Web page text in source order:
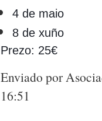
4 de maio
8 de xuño
Prezo: 25€
Enviado por
16:51